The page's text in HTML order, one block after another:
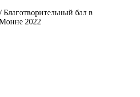
/Благотворительный бал в
2022